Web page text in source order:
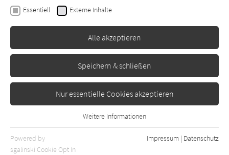
Hilde Artmeier
Nacht an der Donau
Erschienen: Januar 2014 Bibliogr. Angaben
Essentiell Externe Inhalte
Alle akzeptieren
Speichern & schließen
Nur essentielle Cookies akzeptieren
Essentielle Cookies werden für grundlegende Funktionen der
Webseite benötigt. Dadurch ist gewährleistet, dass die Webseite
Weitere Informationen
Powered by
sgalinski Cookie Opt In
Impressum | Datenschutz